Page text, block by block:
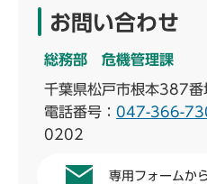
お問い合わせ
総務部 危機管理課
千葉県松戸市根本387
電話番号： 047-366-
0202
専用フォームか